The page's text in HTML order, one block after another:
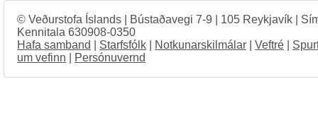
© Veðurstofa Íslands | Bústaðavegi 7-9 | 105 Reykjavík |
Kennitala 630908-0350
Hafa samband
Starfsfólk Notkunarskilmálar Veftré
um vefinn
Persónuvernd